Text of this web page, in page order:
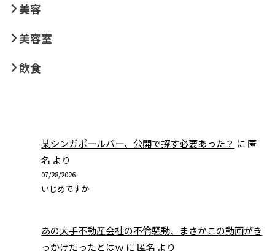
美容
美容室
飲食
某シンガポールバー、公開で探す必要あった？ に 匿
名 より
07/28/2026
いじめですか
あの大手不動産会社の不倫騒動、まさかこの動画がき
っかけだったとはｗ に 匿名 より